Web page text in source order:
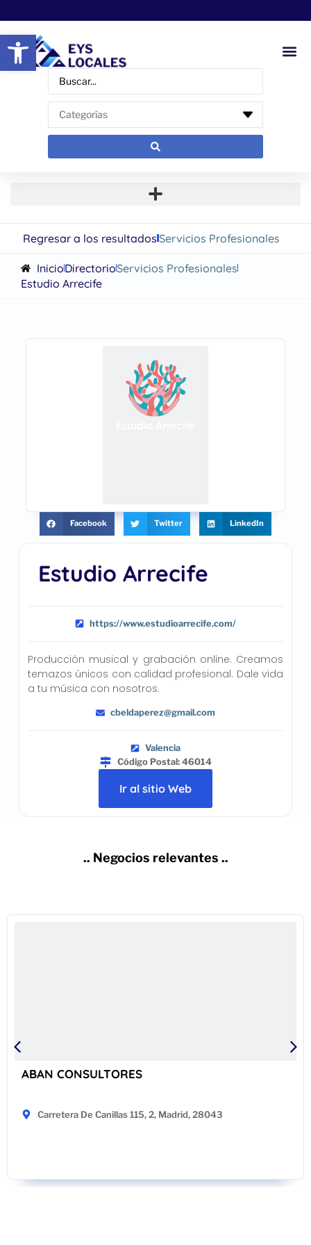
Abrir barra de herramientas
Regresar a los resultadosServicios Profesionales
InicioDirectorioServicios Profesionales
Estudio Arrecife
Estudio Arrecife
https://www.estudioarrecife.com/
Producción musical y grabación online. Creamos
temazos únicos con calidad profesional. Dale vida
a tu música con nosotros.
cbeldaperez@gmail.com
Valencia
Código Postal: 46014
Ir al sitio Web
Facebook Twitter LinkedIn
.. Negocios relevantes ..
ABAN CONSULTORES
Carretera De Canillas 115, 2, Madrid, 28043